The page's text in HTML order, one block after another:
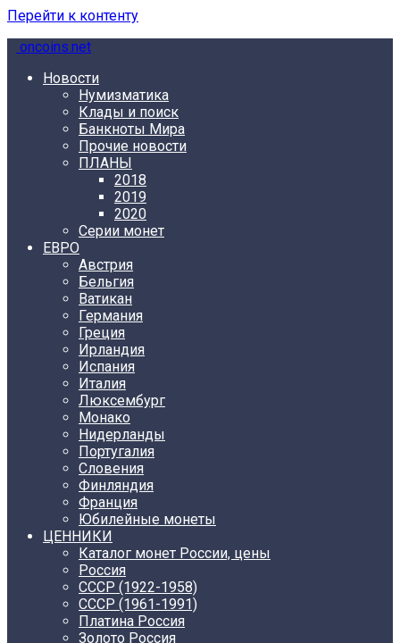
Перейти к контенту
oncoins.net
Новости
Нумизматика
Клады и поиск
Банкноты Мира
Прочие новости
ПЛАНЫ
2018
2019
2020
Серии монет
ЕВРО
Австрия
Бельгия
Ватикан
Германия
Греция
Ирландия
Испания
Италия
Люксембург
Монако
Нидерланды
Португалия
Словения
Финляндия
Франция
Юбилейные монеты
ЦЕННИКИ
Каталог монет России, цены
Россия
СССР (1922-1958)
CCCР (1961-1991)
Платина Россия
Золото Россия